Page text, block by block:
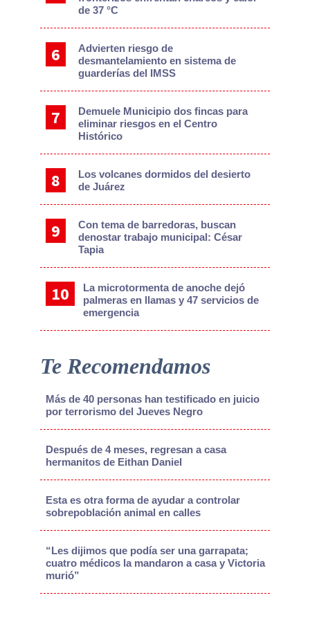
de 37 °C
Advierten riesgo de
desmantelamiento en sistema de
guarderías del IMSS
Demuele Municipio dos fincas para
eliminar riesgos en el Centro
Histórico
Los volcanes dormidos del desierto
de Juárez
Con tema de barredoras, buscan
denostar trabajo municipal: César
Tapia
La microtormenta de anoche dejó
palmeras en llamas y 47 servicios de
emergencia
Te Recomendamos
Más de 40 personas han testificado en juicio
por terrorismo del Jueves Negro
Después de 4 meses, regresan a casa
hermanitos de Eithan Daniel
Esta es otra forma de ayudar a controlar
sobrepoblación animal en calles
“Les dijimos que podía ser una garrapata;
cuatro médicos la mandaron a casa y Victoria
murió”